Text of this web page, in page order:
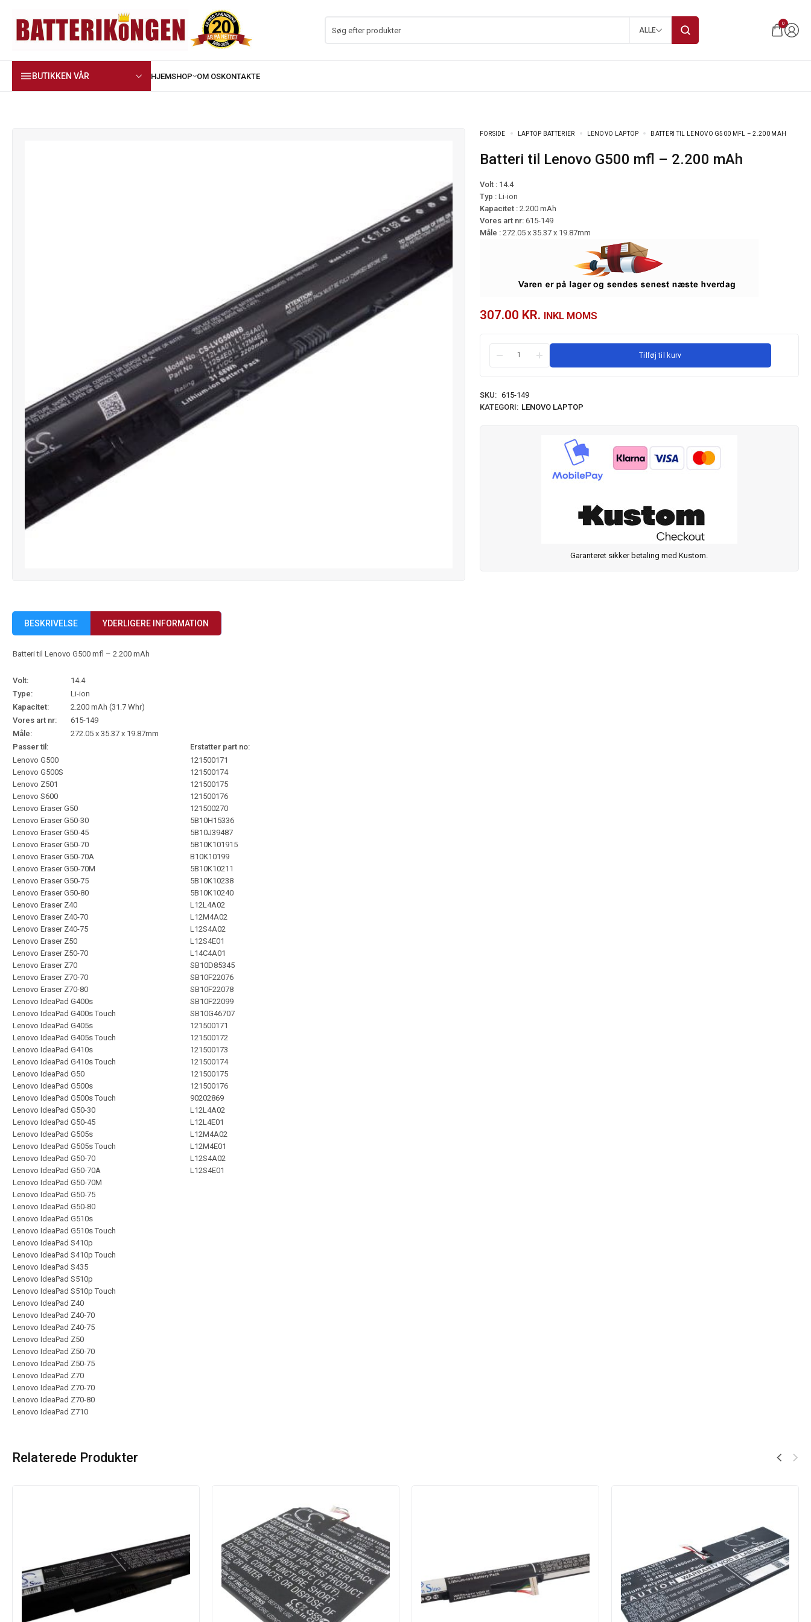
ALLE
0
BUTIKKEN VÅR
FORSIDE LAPTOP BATTERIER LENOVO LAPTOP BATTERI TIL LENOVO G500 MFL – 2.200 MAH
Batteri til Lenovo G500 mfl – 2.200 mAh
Volt :14.4
Typ : Li-ion
Kapacitet : 2.200 mAh
Vores art nr: 615-149
Måle : 272.05 x 35.37 x 19.87mm
307.00 KR. INKL MOMS
Tilføj til kurv
SKU: 615-149
KATEGORI: LENOVO LAPTOP
Garanteret sikker betaling med Kustom.
BESKRIVELSE YDERLIGERE INFORMATION
Batteri til Lenovo G500 mfl – 2.200 mAh
Volt:
14.4
Type:
Li-ion
Kapacitet:
2.200 mAh (31.7 Whr)
Vores art nr:
615-149
Måle:
272.05 x 35.37 x 19.87mm
Passer til:
Erstatter part no:
Lenovo G500
Lenovo G500S
Lenovo Z501
Lenovo S600
Lenovo Eraser G50
Lenovo Eraser G50-30
Lenovo Eraser G50-45
Lenovo Eraser G50-70
Lenovo Eraser G50-70A
Lenovo Eraser G50-70M
Lenovo Eraser G50-75
Lenovo Eraser G50-80
Lenovo Eraser Z40
Lenovo Eraser Z40-70
Lenovo Eraser Z40-75
Lenovo Eraser Z50
Lenovo Eraser Z50-70
Lenovo Eraser Z70
Lenovo Eraser Z70-70
Lenovo Eraser Z70-80
Lenovo IdeaPad G400s
Lenovo IdeaPad G400s Touch
Lenovo IdeaPad G405s
Lenovo IdeaPad G405s Touch
Lenovo IdeaPad G410s
Lenovo IdeaPad G410s Touch
Lenovo IdeaPad G50
Lenovo IdeaPad G500s
Lenovo IdeaPad G500s Touch
Lenovo IdeaPad G50-30
Lenovo IdeaPad G50-45
Lenovo IdeaPad G505s
Lenovo IdeaPad G505s Touch
Lenovo IdeaPad G50-70
Lenovo IdeaPad G50-70A
Lenovo IdeaPad G50-70M
Lenovo IdeaPad G50-75
Lenovo IdeaPad G50-80
Lenovo IdeaPad G510s
Lenovo IdeaPad G510s Touch
Lenovo IdeaPad S410p
Lenovo IdeaPad S410p Touch
Lenovo IdeaPad S435
Lenovo IdeaPad S510p
Lenovo IdeaPad S510p Touch
Lenovo IdeaPad Z40
Lenovo IdeaPad Z40-70
Lenovo IdeaPad Z40-75
Lenovo IdeaPad Z50
Lenovo IdeaPad Z50-70
Lenovo IdeaPad Z50-75
Lenovo IdeaPad Z70
Lenovo IdeaPad Z70-70
Lenovo IdeaPad Z70-80
Lenovo IdeaPad Z710
121500171
121500174
121500175
121500176
121500270
5B10H15336
5B10J39487
5B10K101915
B10K10199
5B10K10211
5B10K10238
5B10K10240
L12L4A02
L12M4A02
L12S4A02
L12S4E01
L14C4A01
SB10D85345
SB10F22076
SB10F22078
SB10F22099
SB10G46707
121500171
121500172
121500173
121500174
121500175
121500176
90202869
L12L4A02
L12L4E01
L12M4A02
L12M4E01
L12S4A02
L12S4E01
Relaterede Produkter